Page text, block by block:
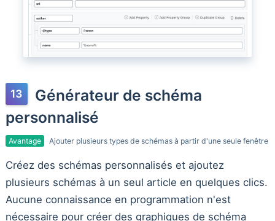
Générateur de schéma
personnalisé
Avantage Ajouter plusieurs types de schémas à partir d'une seule fenêtre
Créez des schémas personnalisés et ajoutez
plusieurs schémas à un seul article en quelques clics.
Aucune connaissance en programmation n'est
nécessaire pour créer des graphiques de schéma